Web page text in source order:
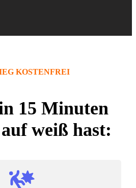
KOSTENFREI
15 Minuten
weiß hast: